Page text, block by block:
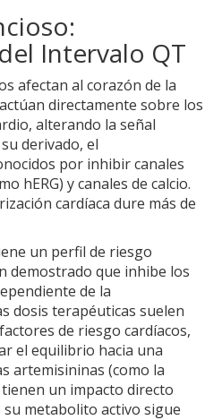
Intervalo QT
afectan al corazón de la
directamente sobre los
alterando la señal
derivado, el
por inhibir canales
hERG) y canales de calcio.
cardíaca dure más de
un perfil de riesgo
demostrado que inhibe los
de la
dosis terapéuticas suelen
de riesgo cardíacos,
el equilibrio hacia una
artemisininas (como la
un impacto directo
metabolito activo sigue